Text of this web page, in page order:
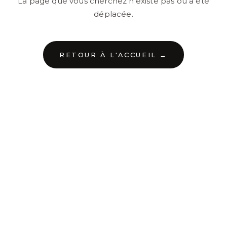
déplacée.
RETOUR À L'ACCUEIL →